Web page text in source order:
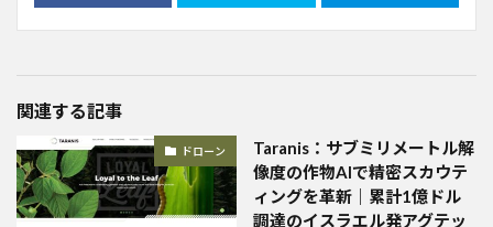
関連する記事
ドローン
Taranis：サブミリメートル解
像度の作物AIで精密スカウテ
ィングを革新｜累計1億ドル
調達のイスラエル発アグテッ